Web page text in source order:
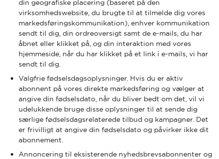
din geografiske placering (baseret på den
virksomhedswebsite, du brugte til at tilmelde dig vores
markedsføringskommunikation), enhver kommunikation
sendt til dig, din ordreoversigt samt de e-mails, du har
åbnet eller klikket på, og din interaktion med vores
hjemmeside, når du har klikket på et link i e-mails, vi har
sendt til dig.
Valgfrie fødselsdagsoplysninger. Hvis du er aktiv
abonnent på vores direkte markedsføring og vælger at
angive din fødselsdato, når du bliver bedt om det, vil vi
udelukkende bruge disse oplysninger til at sende dig
særlige fødselsdagsrelaterede tilbud og kampagner. Det
er frivilligt at angive din fødselsdato og påvirker ikke dit
abonnement.
Annoncering til eksisterende nyhedsbrevsabonnenter og